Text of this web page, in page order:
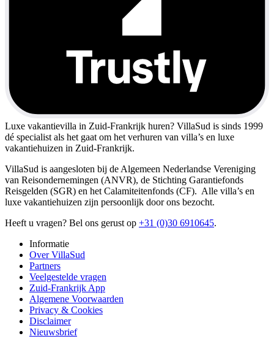
Luxe vakantievilla in Zuid-Frankrijk huren? VillaSud is sinds 1999
dé specialist als het gaat om het verhuren van villa’s en luxe
vakantiehuizen in Zuid-Frankrijk.
VillaSud is aangesloten bij de Algemeen Nederlandse Vereniging
van Reisondernemingen (ANVR), de Stichting Garantiefonds
Reisgelden (SGR) en het Calamiteitenfonds (CF). Alle villa’s en
luxe vakantiehuizen zijn persoonlijk door ons bezocht.
Heeft u vragen? Bel ons gerust op +31 (0)30 6910645.
Informatie
Over VillaSud
Partners
Veelgestelde vragen
Zuid-Frankrijk App
Algemene Voorwaarden
Privacy & Cookies
Disclaimer
Nieuwsbrief